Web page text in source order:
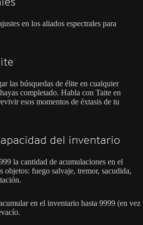
en los aliados espectrales para
las búsquedas de élite en cualquier
completado. Habla con Taite en
esos momentos de éxtasis de tu
del inventario
la cantidad de acumulaciones en el
objetos: fuego salvaje, tremor, sacudida,
en el inventario hasta 9999 (en vez